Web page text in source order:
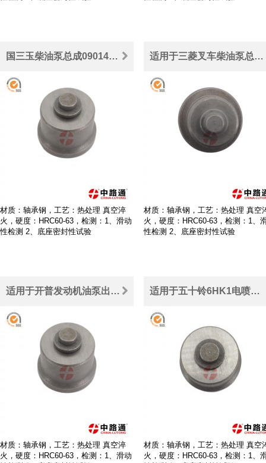
国三玉柴油泵总成090140-0090电喷柴油车出油阀
材质：轴承钢，工艺：热处理 真空淬
火，硬度：HRC60-63，检测：1、滑动
性检测 2、底座密封性试验
适用于三菱叉车柴油泵总成出油阀090140-2220非道路发动机配件
材质：轴承钢，工艺：热处理 真空
火，硬度：HRC60-63，检测：1、
性检测 2、底座密封性试验
适用于开普发动机油泵出油阀0790
材质：轴承钢，工艺：热处理 真空淬
火，硬度：HRC60-63，检测：1、滑动
适用于五十铃6HK1电喷直喷发动机油泵24499货车出油阀
材质：轴承钢，工艺：热处理 真空
火，硬度：HRC60-63，检测：1、